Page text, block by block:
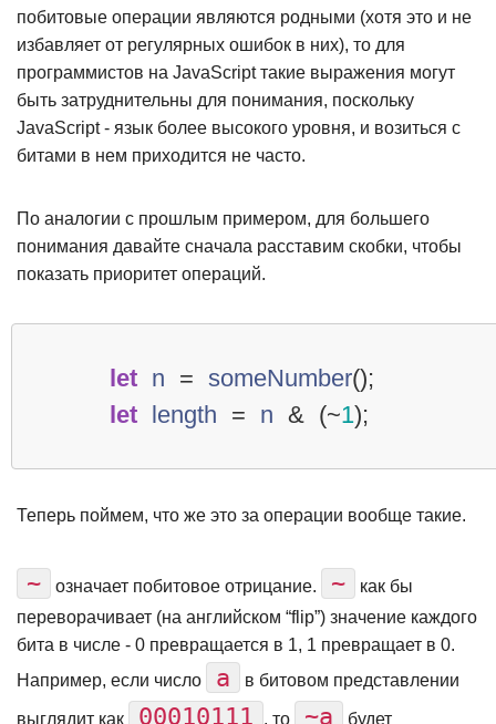
побитовые операции являются родными (хотя это и не
избавляет от регулярных ошибок в них), то для
программистов на JavaScript такие выражения могут
быть затруднительны для понимания, поскольку
JavaScript - язык более высокого уровня, и возиться с
битами в нем приходится не часто.
По аналогии с прошлым примером, для большего
понимания давайте сначала расставим скобки, чтобы
показать приоритет операций.
let n = someNumber();
let length = n & (~1);
Теперь поймем, что же это за операции вообще такие.
~ означает побитовое отрицание. ~
как бы
переворачивает (на английском “flip”) значение каждого
бита в числе - 0 превращается в 1, 1 превращает в 0.
Например, если число
a в битовом представлении
выглядит как 00010111 , то ~a будет